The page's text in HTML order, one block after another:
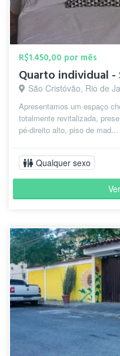
R$1.450,00 por mês
Quarto individual -
São Cristóvão, Rio de
Apresentamos um espaço
totalmente revitalizada,
pé-direito alto, piso de mad...
Qualquer sexo